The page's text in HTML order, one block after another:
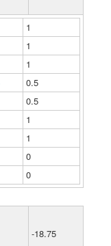
1
1
1
0.5
0.5
1
1
0
0
-18.75